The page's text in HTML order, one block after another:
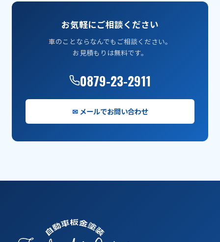
お気軽にご相談ください
車のことならなんでもご相談ください。
お見積もりは無料です。
0879-23-2911
✉ メールでお問い合わせ